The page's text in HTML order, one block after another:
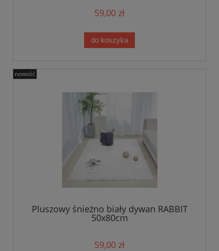
59,00 zł
do koszyka
Pluszowy śnieżno biały dywan RABBIT
50x80cm
59,00 zł
nowość